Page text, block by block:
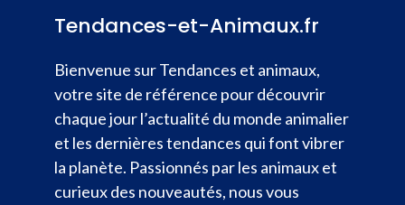
Tendances-et-Animaux.fr
Bienvenue sur Tendances et animaux,
votre site de référence pour découvrir
chaque jour l’actualité du monde animalier
et les dernières tendances qui font vibrer
la planète. Passionnés par les animaux et
curieux des nouveautés, nous vous